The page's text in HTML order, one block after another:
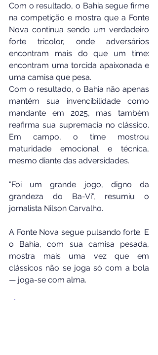
Com o resultado, o Bahia segue firme
na competição e mostra que a Fonte
Nova continua sendo um verdadeiro
forte tricolor, onde adversários
encontram mais do que um time:
encontram uma torcida apaixonada e
uma camisa que pesa.
Com o resultado, o Bahia não apenas
mantém sua invencibilidade como
mandante em 2025, mas também
reafirma sua supremacia no clássico.
Em campo, o time mostrou
maturidade emocional e técnica,
mesmo diante das adversidades.
"Foi um grande jogo, digno da
grandeza do Ba-Vi", resumiu o
jornalista Nilson Carvalho.
A Fonte Nova segue pulsando forte. E
o Bahia, com sua camisa pesada,
mostra mais uma vez que em
clássicos não se joga só com a bola
— joga-se com alma.